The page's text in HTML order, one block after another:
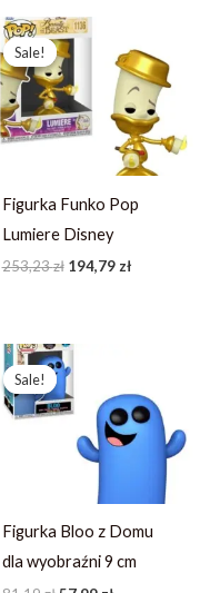
Sale!
Sale!
Figurka Funko Pop
Lumiere Disney
253,23zł
Pierwotna
cena
wynosiła:
253,23 zł.
194,79zł
wynosi:
194,79 zł.
Sale!
Sale!
Figurka Bloo z Domu
dla wyobraźni 9 cm
Pierwotna
cena
wynosiła:
81,19 zł.57,99 zł.